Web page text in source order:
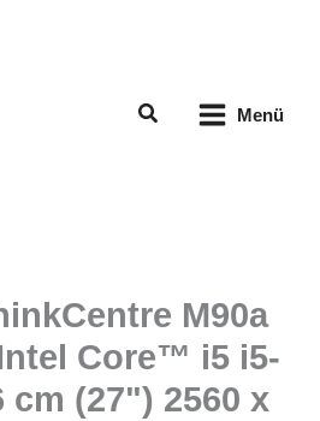
Suchen Menü
M90a
Core™ i5 i5-
cm (27") 2560 x